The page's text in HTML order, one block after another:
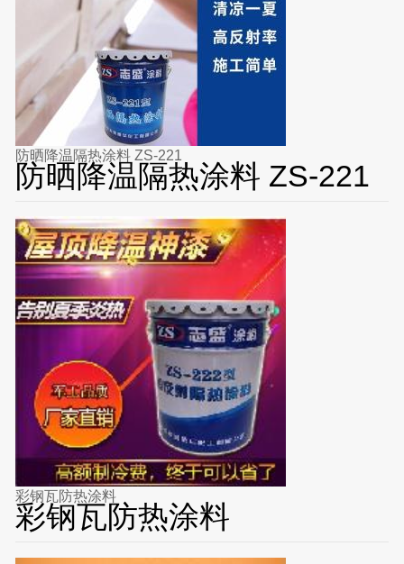
防晒降温隔热涂料 ZS-221
防晒降温隔热涂料 ZS-221
彩钢瓦防热涂料
彩钢瓦防热涂料